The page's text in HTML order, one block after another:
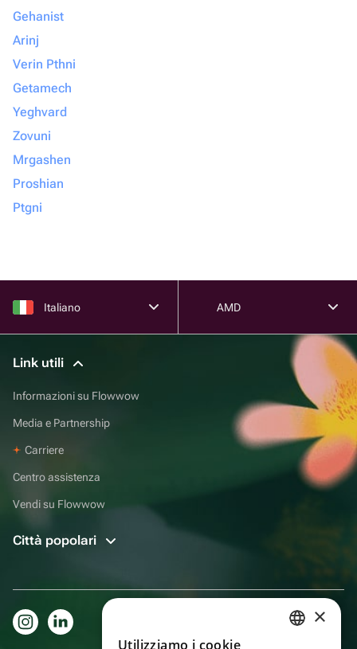
Gehanist
Arinj
Verin Pthni
Getamech
Yeghvard
Zovuni
Mrgashen
Proshian
Ptgni
Italiano AMD
Link utili
Informazioni su Flowwow
Media e Partnership
Carriere
Centro assistenza
Vendi su Flowwow
Città popolari
×
Utilizziamo i cookie